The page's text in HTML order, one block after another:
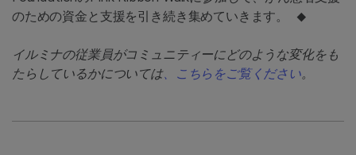
のための資金と支援を引き続き集めていきます。
◆
イルミナの従業員がコミュニティーにどのような変化をも
たらしているかについては、こちらをご覧ください。